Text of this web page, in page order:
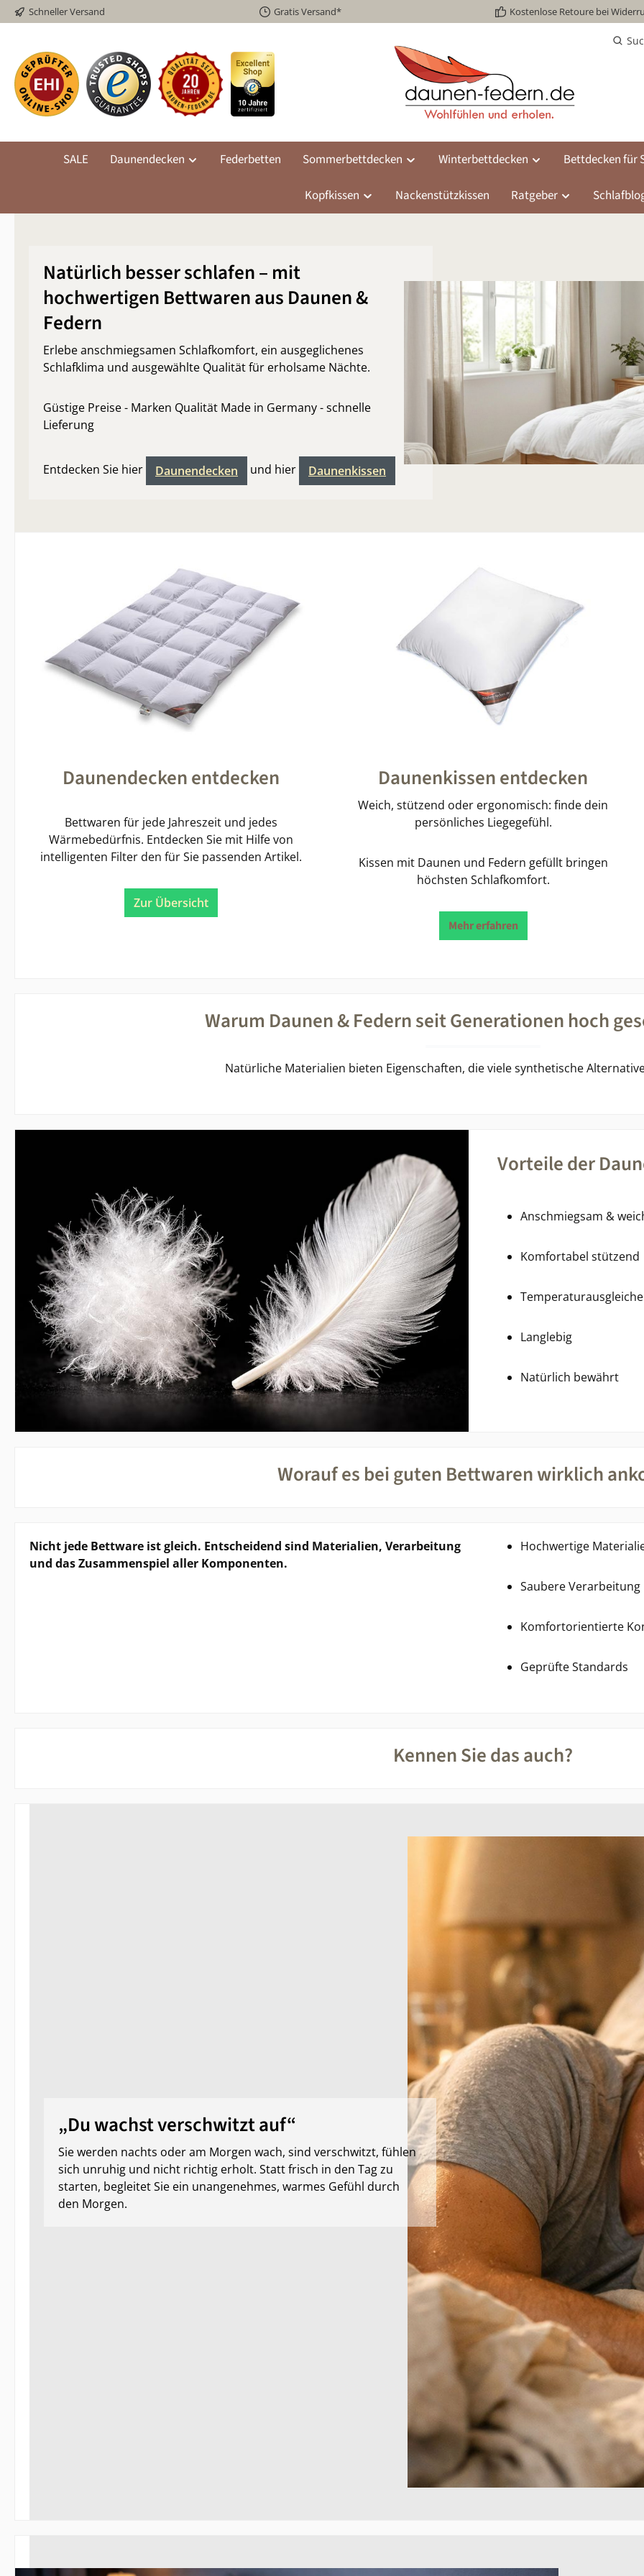
Hauptinhalt springen
Zur Suche springen
Zur Hauptnavigation springen
Schneller Versand Gratis Versand* Kostenlose Retoure bei
SALE Daunendecken Federbetten Sommerbettdecken Winterbettdecken Bettdecken für
Kopfkissen Nackenstützkissen Ratgeber
Natürlich besser schlafen – mit
hochwertigen Bettwaren aus Daunen &
Federn
Erlebe anschmiegsamen Schlafkomfort, ein ausgeglichenes
Schlafklima und ausgewählte Qualität für erholsame Nächte.
Güstige Preise - Marken Qualität Made in Germany - schnelle
Lieferung
Entdecken Sie hier Daunendecken und hier Daunenkissen
Daunendecken entdecken
Bettwaren für jede Jahreszeit und jedes
Wärmebedürfnis. Entdecken Sie mit Hilfe von
intelligenten Filter den für Sie passenden Artikel.
Zur Übersicht
Daunenkissen entdecken
Weich, stützend oder ergonomisch: finde dein
persönliches Liegegefühl.
Kissen mit Daunen und Federn gefüllt bringen
höchsten Schlafkomfort.
Mehr erfahren
Warum Daunen & Federn seit Generationen hoch
Natürliche Materialien bieten Eigenschaften, die viele synthetische
Vorteile der
Anschmiegsam &
Komfortabel stützend
Langlebig
Natürlich bewährt
Worauf es bei guten Bettwaren wirklich
Nicht jede Bettware ist gleich. Entscheidend sind Materialien, Verarbeitung
und das Zusammenspiel aller Komponenten.
Hochwertige
Saubere Verarbeitung
Komfortorientierte
Geprüfte Standards
Kennen Sie das auch?
„Du wachst verschwitzt auf“
Sie werden nachts oder am Morgen wach, sind verschwitzt, fühlen
sich unruhig und nicht richtig erholt. Statt frisch in den Tag zu
starten, begleitet Sie ein unangenehmes, warmes Gefühl durch
den Morgen.